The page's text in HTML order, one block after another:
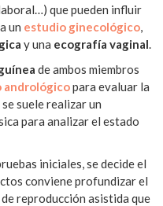
que pueden influir
un estudio ginecológico,
y una ecografía vaginal.
de ambos miembros
andrológicopara evaluar la
suele realizar un
para analizar el estado
iniciales, se decide el
conviene profundizar el
reproducción asistida que